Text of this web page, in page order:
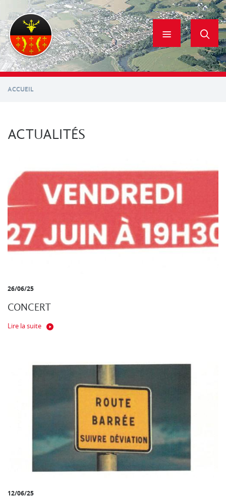
contenu
principal
ACCUEIL
ACTUALITÉS
26/06/25
CONCERT
Lire la suite
12/06/25